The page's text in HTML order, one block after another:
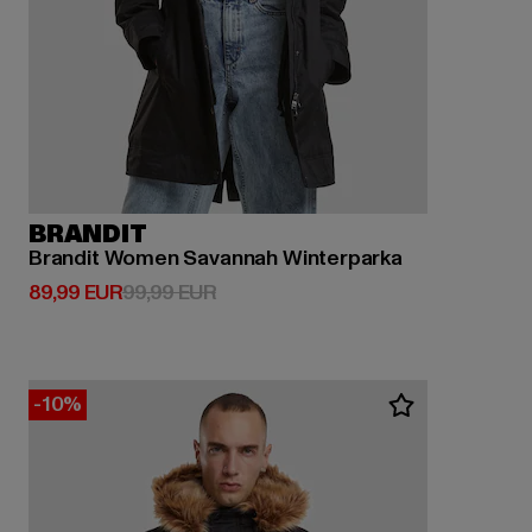
BRANDIT
Brandit Women Savannah Winterparka
89,99 EUR
Derzeitiger Preis: 89,99 EUR
99,99 EURAktionspreis: 99,99 EUR
-10%